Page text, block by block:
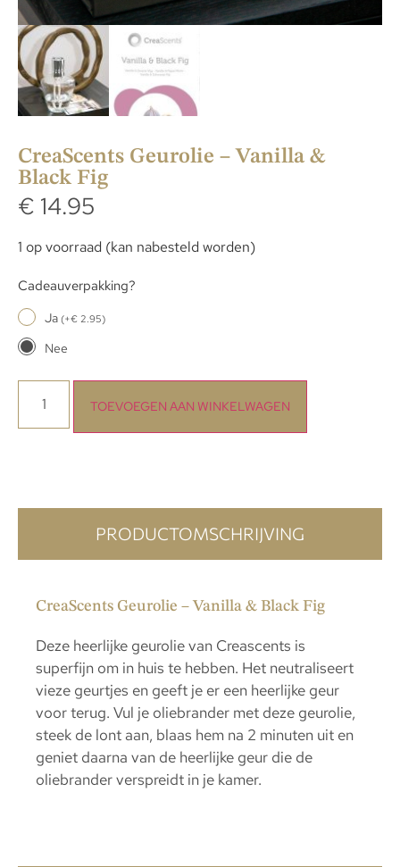
CreaScents Geurolie – Vanilla &
Black Fig
€ 14.95
1 op voorraad (kan nabesteld worden)
Cadeauverpakking?
Ja (+€ 2.95)
Nee
TOEVOEGEN AAN WINKELWAGEN
PRODUCTOMSCHRIJVING
CreaScents Geurolie – Vanilla & Black Fig
Deze heerlijke geurolie van Creascents is
superfijn om in huis te hebben. Het neutraliseert
vieze geurtjes en geeft je er een heerlijke geur
voor terug. Vul je oliebrander met deze geurolie,
steek de lont aan, blaas hem na 2 minuten uit en
geniet daarna van de heerlijke geur die de
oliebrander verspreidt in je kamer.